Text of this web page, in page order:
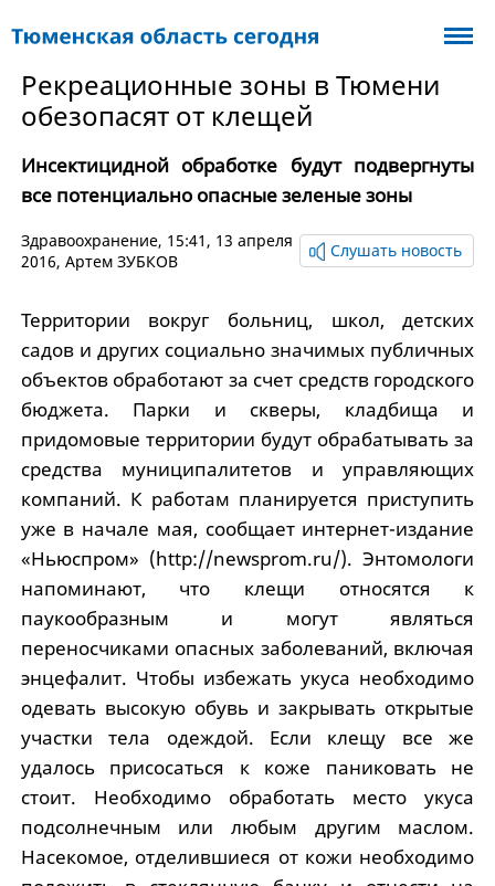
Рекреационные зоны в Тюмени
обезопасят от клещей
Инсектицидной обработке будут подвергнуты
все потенциально опасные зеленые зоны
Здравоохранение, 15:41, 13 апреля
2016, Артем ЗУБКОВ
Слушать новость
Территории вокруг больниц, школ, детских
садов и других социально значимых публичных
объектов обработают за счет средств городского
бюджета. Парки и скверы, кладбища и
придомовые территории будут обрабатывать за
средства муниципалитетов и управляющих
компаний. К работам планируется приступить
уже в начале мая, сообщает интернет-издание
«Ньюспром» (http://newsprom.ru/). Энтомологи
напоминают, что клещи относятся к
паукообразным и могут являться
переносчиками опасных заболеваний, включая
энцефалит. Чтобы избежать укуса необходимо
одевать высокую обувь и закрывать открытые
участки тела одеждой. Если клещу все же
удалось присосаться к коже паниковать не
стоит. Необходимо обработать место укуса
подсолнечным или любым другим маслом.
Насекомое, отделившиеся от кожи необходимо